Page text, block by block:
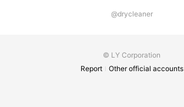
@drycleaner
© LY Corporation
Report
Other official accounts